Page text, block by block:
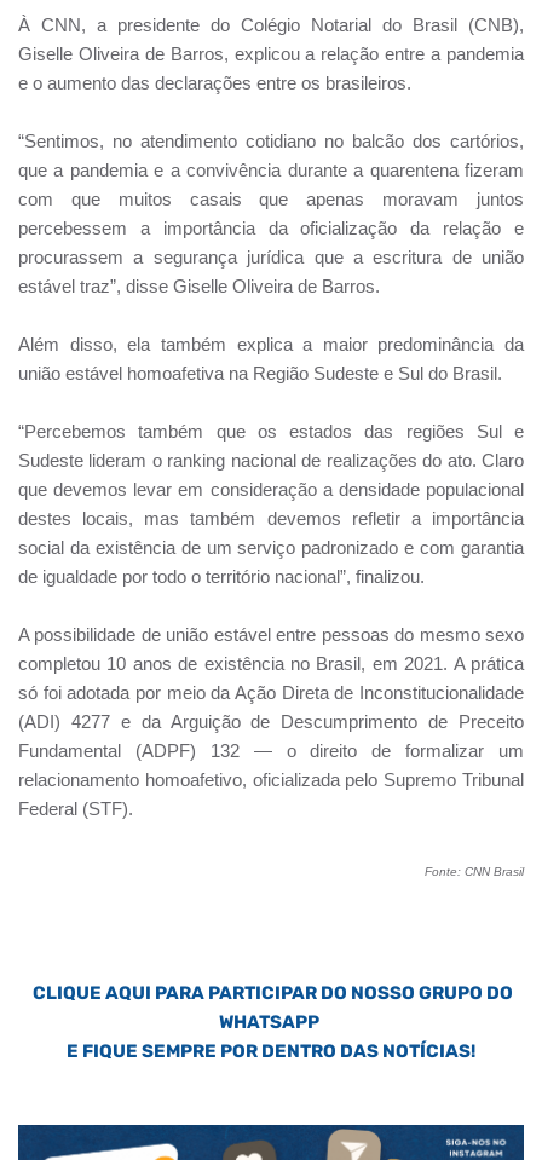
À CNN, a presidente do Colégio Notarial do Brasil (CNB),
Giselle Oliveira de Barros, explicou a relação entre a pandemia
e o aumento das declarações entre os brasileiros.
“Sentimos, no atendimento cotidiano no balcão dos cartórios,
que a pandemia e a convivência durante a quarentena fizeram
com que muitos casais que apenas moravam juntos
percebessem a importância da oficialização da relação e
procurassem a segurança jurídica que a escritura de união
estável traz”, disse Giselle Oliveira de Barros.
Além disso, ela também explica a maior predominância da
união estável homoafetiva na Região Sudeste e Sul do Brasil.
“Percebemos também que os estados das regiões Sul e
Sudeste lideram o ranking nacional de realizações do ato. Claro
que devemos levar em consideração a densidade populacional
destes locais, mas também devemos refletir a importância
social da existência de um serviço padronizado e com garantia
de igualdade por todo o território nacional”, finalizou.
A possibilidade de união estável entre pessoas do mesmo sexo
completou 10 anos de existência no Brasil, em 2021. A prática
só foi adotada por meio da Ação Direta de Inconstitucionalidade
(ADI) 4277 e da Arguição de Descumprimento de Preceito
Fundamental (ADPF) 132 — o direito de formalizar um
relacionamento homoafetivo, oficializada pelo Supremo Tribunal
Federal (STF).
Fonte: CNN Brasil
CLIQUE AQUI PARA PARTICIPAR DO NOSSO GRUPO DO
WHATSAPP
E FIQUE SEMPRE POR DENTRO DAS NOTÍCIAS!